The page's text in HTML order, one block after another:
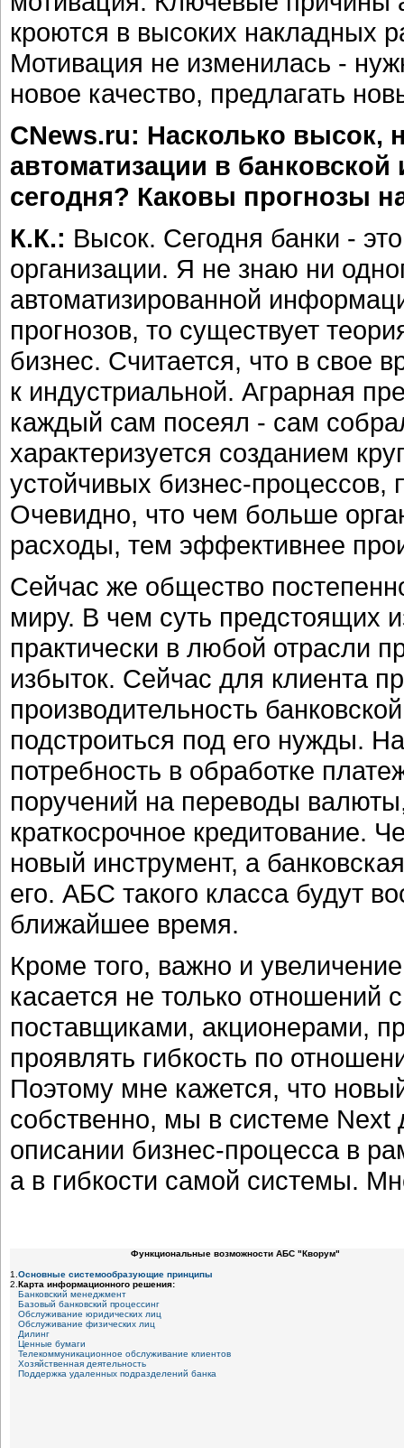
кроются в высоких накладных
Мотивация не изменилась -
новое качество, предлагать
CNews.ru: Насколько высок,
автоматизации в
сегодня? Каковы прогнозы
К.К.: Высок. Сегодня банки -
организации. Я не знаю ни
автоматизированной
прогнозов, то существует
бизнес. Считается, что в свое
к индустриальной. Аграрная
каждый сам посеял - сам
характеризуется созданием
устойчивых бизнес-процессов,
Очевидно, что чем больше
расходы, тем эффективнее
Сейчас же общество
миру. В чем суть предстоящих
практически в любой отрасли
избыток. Сейчас для клиента
производительность
подстроиться под его нужды.
потребность в обработке
поручений на переводы
краткосрочное кредитование.
новый инструмент, а
его. АБС такого класса будут
ближайшее время.
Кроме того, важно и
касается не только отношений
поставщиками, акционерами,
проявлять гибкость по
Поэтому мне кажется, что
собственно, мы в системе Next
описании бизнес-процесса в
а в гибкости самой системы.
Функциональные возможности АБС "Кворум"
1. Основные системообразующие принципы
2. Карта информационного решения:
Банковский менеджмент
Базовый банковский процессинг
Обслуживание юридических лиц
Обслуживание физических лиц
Дилинг
Ценные бумаги
Телекоммуникационное обслуживание клиентов
Хозяйственная деятельность
Поддержка удаленных подразделений банка